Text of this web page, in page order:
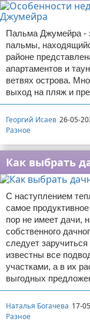
Пальма Джумейра -
пальмы,
районе
апартаментов и
ветвях острова.
выход на пляж и
Георгий Исаев 26-05-
Разное
Как выбрать
С наступлением
самое
пор не имеет дачи,
собственного
следует
известны все
участками, а в их
выгодных
Наталья Богачева 17-
Разное